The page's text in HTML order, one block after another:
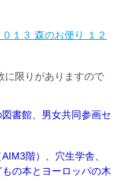
１３ 森のお便り １２
限りがありますので
書館、男女共同参画セ
階）、穴生学舎、
の本とヨーロッパの木